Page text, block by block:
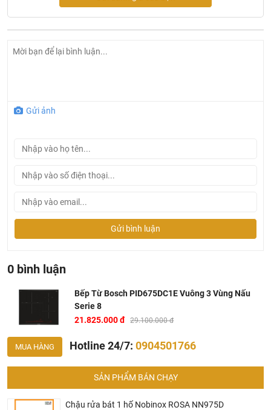
Chức năng an toàn :
Tự tắt khi không sử dụng và khi quá nhiệt
Tần số: 50/60 Hz, 32A
Chiều dài dây cáp: 1.1 m, không kèm đầu cắm
Kích thước hộc bếp: 560-562R x 490-502S x 59C mm
Gửi ảnh
Gửi bình luận
0 bình luận
Bếp Từ Bosch PID675DC1E Vuông 3 Vùng Nấu
Serie 8
21.825.000 đ 29.100.000 đ
MUA HÀNG Hotline 24/7: 0904501766
SẢN PHẨM BÁN CHẠY
Chậu rửa bát 1 hố Nobinox ROSA NN975D